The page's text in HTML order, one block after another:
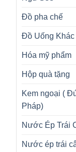
Đồ pha chế
Đồ Uống Khác
Hóa mỹ phẩm
Hộp quà tặng
Kem ngoại (
Pháp)
Nước Ép Trái
Nước ép trái